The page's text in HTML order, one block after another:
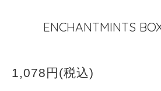
ENCHANTMINTS
1,078円(税込)